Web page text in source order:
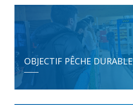
OBJECTIF PÊCHE DURABLE